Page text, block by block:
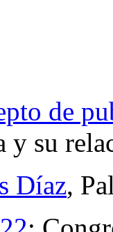
de
y su
Díaz,